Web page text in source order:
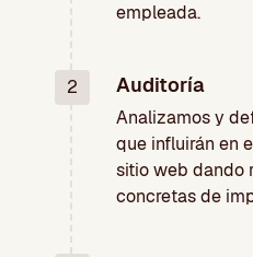
empleada.
2 Auditoría
Analizamos y
que influirán en
sitio web dando
concretas de